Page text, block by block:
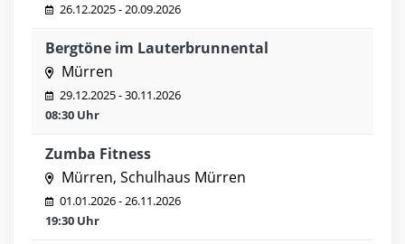
26.12.2025 - 20.09.2026
Bergtöne im Lauterbrunnental
Mürren
29.12.2025 - 30.11.2026
08:30 Uhr
Zumba Fitness
Mürren, Schulhaus Mürren
01.01.2026 - 26.11.2026
19:30 Uhr